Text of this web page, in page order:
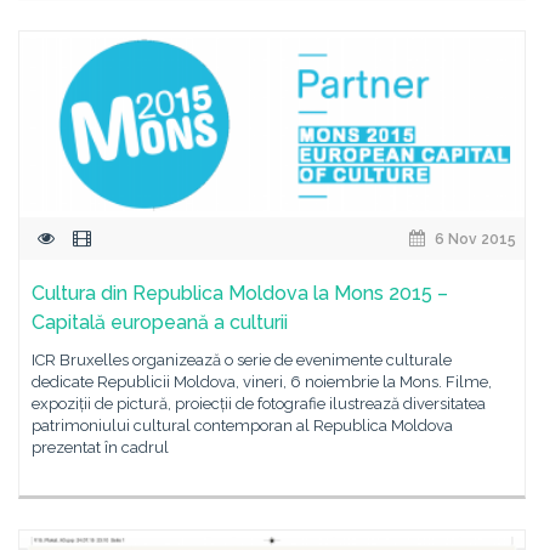
6 Nov 2015
Cultura din Republica Moldova la Mons 2015 –
Capitală europeană a culturii
ICR Bruxelles organizează o serie de evenimente culturale
dedicate Republicii Moldova, vineri, 6 noiembrie la Mons. Filme,
expoziții de pictură, proiecții de fotografie ilustrează diversitatea
patrimoniului cultural contemporan al Republica Moldova
prezentat în cadrul